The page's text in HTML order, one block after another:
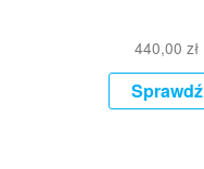
440,00zł
Sprawdź